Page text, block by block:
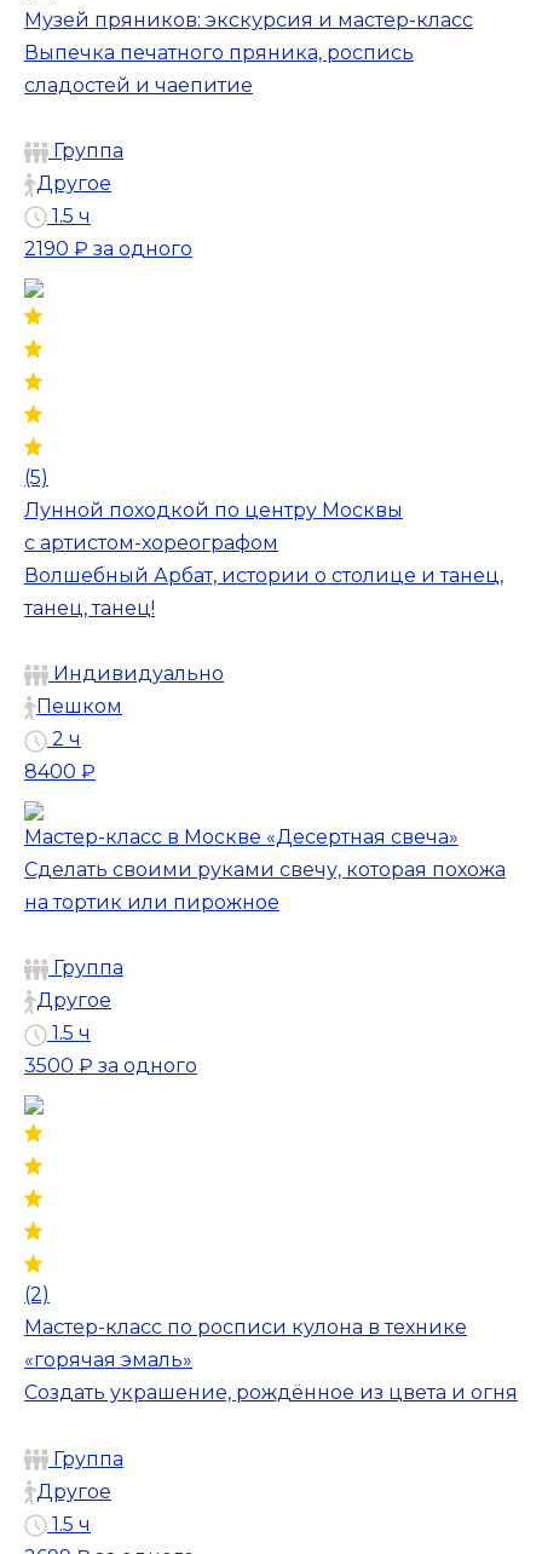
Музей пряников: экскурсия и мастер-класс
Выпечка печатного пряника, роспись
сладостей и чаепитие
Группа
Другое
1.5 ч
2190 ₽ за одного
(5)
Лунной походкой по центру Москвы
с артистом-хореографом
Волшебный Арбат, истории о столице и танец,
танец, танец!
Индивидуально
Пешком
2 ч
8400 ₽
Мастер-класс в Москве «Десертная свеча»
Сделать своими руками свечу, которая похожа
на тортик или пирожное
Группа
Другое
1.5 ч
3500 ₽ за одного
(2)
Мастер-класс по росписи кулона в технике
«горячая эмаль»
Создать украшение, рождённое из цвета и огня
Группа
Другое
1.5 ч